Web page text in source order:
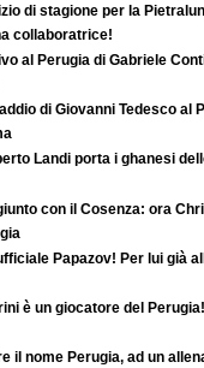
di stagione per la
collaboratrice!
al Perugia di Gabriele
di Giovanni Tedesco al
Landi porta i ghanesi
con il Cosenza: ora
Papazov! Per lui già
è un giocatore del
il nome Perugia, ad un